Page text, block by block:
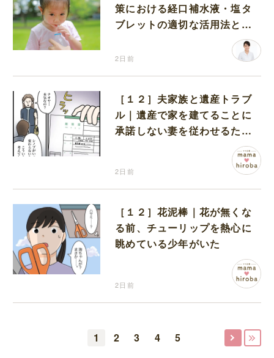
策における経口補水液・塩タ
ブレットの適切な活用法と水
2日前
［１２］夫家族と遺産トラブ
ル｜遺産で家を建てることに
承諾しない妻を従わせるため
に夫が取り出したのは離婚届
2日前
［１２］花泥棒｜花が無くな
る前、チューリップを熱心に
眺めている少年がいた
2日前
1 2 3 4 5